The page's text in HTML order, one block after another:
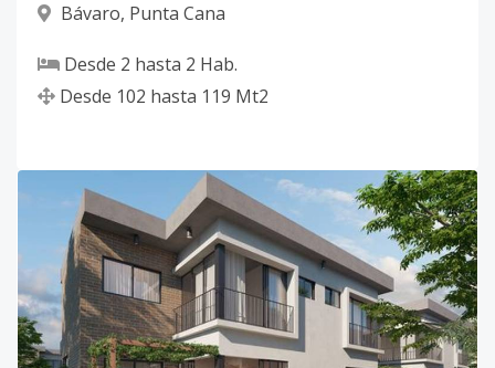
Bávaro, Punta Cana
Desde 2 hasta 2 Hab.
Desde 102 hasta 119 Mt2